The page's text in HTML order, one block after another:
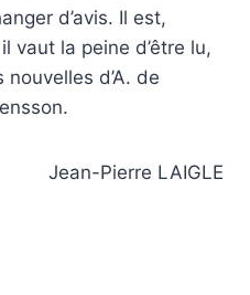
d’avis. Il est,
vaut la peine d’être lu,
d’A. de
Jean-Pierre LAIGLE